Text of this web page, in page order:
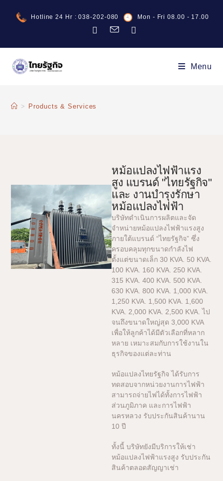
Hotline 24 Hr : 038-202-080 Mon - Fri 08.00 - 17.00
Menu
> Products & Services
หม้อแปลงไฟฟ้าแรง
สูง แบรนด์ "ไทยรัฐกิจ"
และ งานบำรุงรักษา
หม้อแปลงไฟฟ้า
บริษัทดำเนินการผลิตและจัด
จำหน่ายหม้อแปลงไฟฟ้าแรงสูง
ภายใต้แบรนด์ “ไทยรัฐกิจ” ซึ่ง
ครอบคลุมทุกขนาดกำลังไฟ
ตั้งแต่ขนาดเล็ก 30 KVA. 50 KVA.
100 KVA. 160 KVA. 250 KVA.
315 KVA. 400 KVA. 500 KVA.
630 KVA. 800 KVA. 1,000 KVA.
1,250 KVA. 1,500 KVA. 1,600
KVA. 2,000 KVA. 2,500 KVA. ไป
จนถึงขนาดใหญ่สุด 3,000 KVA
เพื่อให้ลูกค้าได้มีตัวเลือกที่หลาก
หลาย เหมาะสมกับการใช้งานใน
ธุรกิจของแต่ละท่าน
หม้อแปลงไทยรัฐกิจ ได้รับการ
ทดสอบจากหน่วยงานการไฟฟ้า
สามารถจ่ายไฟได้ทั้งการไฟฟ้า
ส่วนภูมิภาค และการไฟฟ้า
นครหลวง รับประกันสินค้านาน
10 ปี
ทั้งนี้ บริษัทยังมีบริการให้เช่า
หม้อแปลงไฟฟ้าแรงสูง รับประกัน
สินค้าตลอดสัญญาเช่า